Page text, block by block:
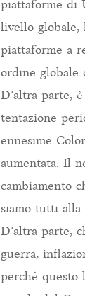
piattaforme di
livello globale,
piattaforme a
ordine globale
D’altra parte,
tentazione
ennesime
aumentata. Il
cambiamento
siamo tutti alla
D’altra parte,
guerra,
perché questo